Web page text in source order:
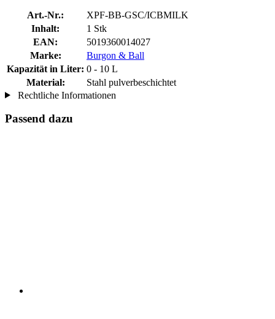
Art.-Nr.:
XPF-BB-GSC/ICBMILK
Inhalt:
1 Stk
EAN:
5019360014027
Marke:
Burgon & Ball
Kapazität in Liter: 0 - 10 L
Material:
Stahl pulverbeschichtet
Rechtliche Informationen
Passend dazu